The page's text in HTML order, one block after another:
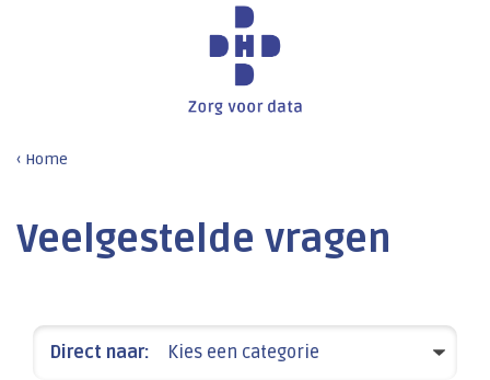
Home
Veelgestelde vragen
Direct naar: Kies een categorie